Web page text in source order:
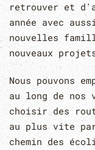
retrouver et
année avec
nouvelles
nouveaux
Nous pouvons
au long de nos
choisir des
au plus vite
chemin des